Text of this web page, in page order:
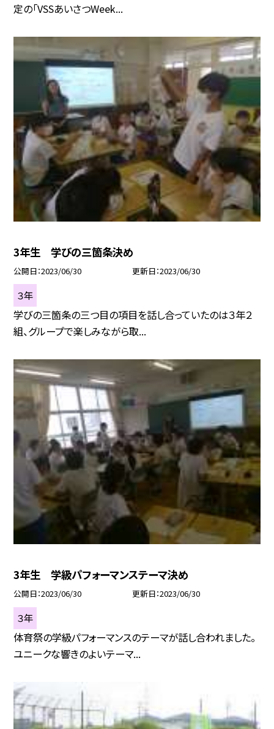
定の「VSSあいさつWeek...
3年生 学びの三箇条決め
公開日 2023/06/30 更新日 2023/06/30
３年
学びの三箇条の三つ目の項目を話し合っていたのは３年２
組、グループで楽しみながら取...
3年生 学級パフォーマンステーマ決め
公開日 2023/06/30 更新日 2023/06/30
３年
体育祭の学級パフォーマンスのテーマが話し合われました。
ユニークな響きのよいテーマ...